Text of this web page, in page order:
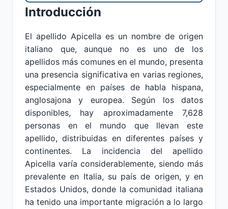
Introducción
El apellido Apicella es un nombre de origen
italiano que, aunque no es uno de los
apellidos más comunes en el mundo, presenta
una presencia significativa en varias regiones,
especialmente en países de habla hispana,
anglosajona y europea. Según los datos
disponibles, hay aproximadamente 7,628
personas en el mundo que llevan este
apellido, distribuidas en diferentes países y
continentes. La incidencia del apellido
Apicella varía considerablemente, siendo más
prevalente en Italia, su país de origen, y en
Estados Unidos, donde la comunidad italiana
ha tenido una importante migración a lo largo